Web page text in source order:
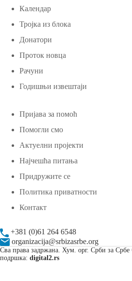
Календар
Тројка из блока
Донатори
Проток новца
Рачуни
Годишњи извештаји
Пријава за помоћ
Помогли смо
Актуелни пројекти
Најчешћа питања
Придружите се
Политика приватности
Контакт
+381 (0)61 264 6548
organizacija@srbizasrbe.org
Сва права задржана. Хум. орг. Срби за
подршка: digital2.rs